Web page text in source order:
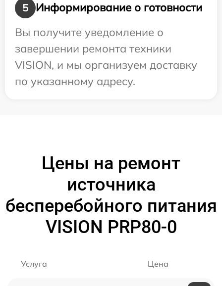
5
Информирование о готовности
Вы получите уведомление о
завершении ремонта техники
VISION, и мы организуем доставку
по указанному адресу.
Цены на ремонт
источника
бесперебойного питания
VISION PRP80-0
Услуга Цена